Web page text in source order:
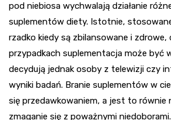
pod niebiosa wychwalają działanie
suplementów diety. Istotnie,
rzadko kiedy są zbilansowane i zdrowe,
przypadkach suplementacja może być
decydują jednak osoby z telewizji czy
wyniki badań. Branie suplementów w
się przedawkowaniem, a jest to równie
zmaganie się z poważnymi niedoborami.